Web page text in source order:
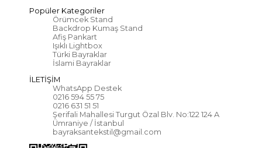
Popüler Kategoriler
Örümcek Stand
Backdrop Kumaş Stand
Afiş Pankart
Işıklı Lightbox
Türki Bayraklar
İslami Bayraklar
İLETİŞİM
WhatsApp Destek
0216 594 55 75
0216 631 51 51
Şerifali Mahallesi Turgut Özal Blv. No:122 124 A
Ümraniye / İstanbul
bayraksantekstil@gmail.com